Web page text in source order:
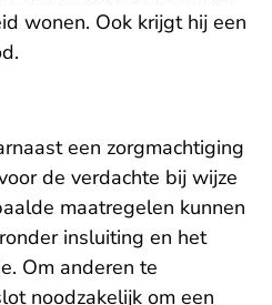
wonen. Ook krijgt hij een
een zorgmachtiging
de verdachte bij wijze
maatregelen kunnen
insluiting en het
Om anderen te
noodzakelijk om een